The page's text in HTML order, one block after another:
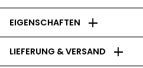
EIGENSCHAFTEN add
LIEFERUNG & VERSAND add